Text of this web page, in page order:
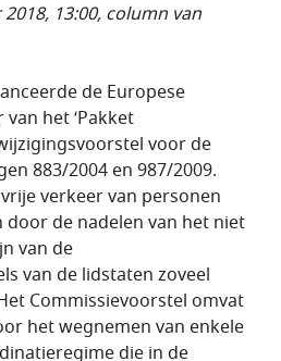
13:00, column van
de Europese
het ‘Pakket
voor de
883/2004 en 987/2009.
verkeer van personen
de nadelen van het niet
van de
van de lidstaten zoveel
Commissievoorstel omvat
het wegnemen van enkele
die in de